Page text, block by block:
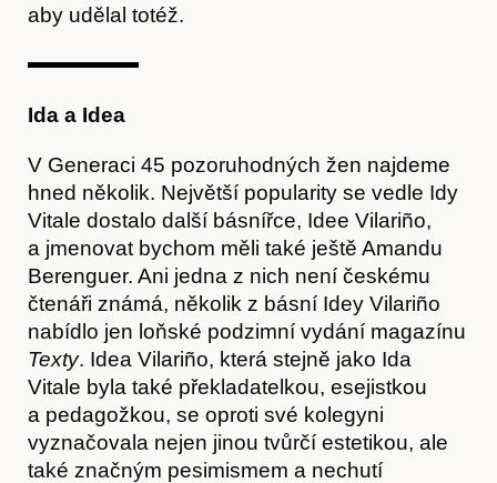
aby udělal totéž.
Ida a Idea
V Generaci 45 pozoruhodných žen najdeme
hned několik. Největší popularity se vedle Idy
Vitale dostalo další básnířce, Idee Vilariño,
a jmenovat bychom měli také ještě Amandu
Berenguer. Ani jedna z nich není českému
čtenáři známá, několik z básní Idey Vilariño
nabídlo jen loňské podzimní vydání magazínu
Texty. Idea Vilariño, která stejně jako Ida
Vitale byla také překladatelkou, esejistkou
a pedagožkou, se oproti své kolegyni
vyznačovala nejen jinou tvůrčí estetikou, ale
také značným pesimismem a nechutí